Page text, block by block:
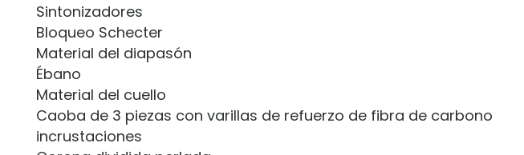
Sintonizadores
Bloqueo Schecter
Material del diapasón
Ébano
Material del cuello
Caoba de 3 piezas con varillas de refuerzo de fibra de carbono
incrustaciones